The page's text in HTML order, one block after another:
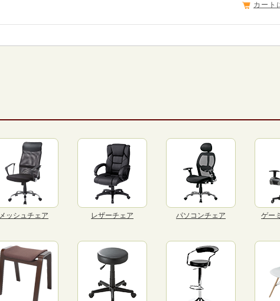
カート
メッシュチェア レザーチェア パソコンチェア ゲー